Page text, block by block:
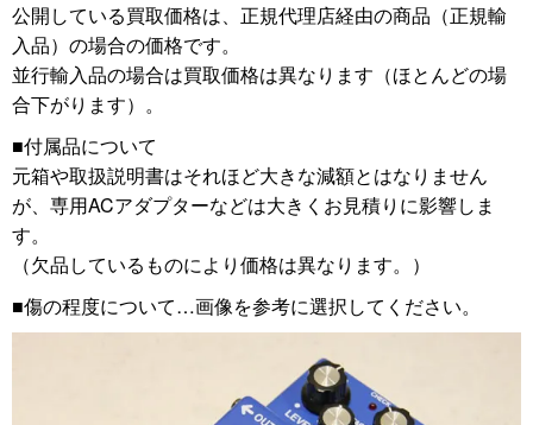
公開している買取価格は、正規代理店経由の商品（正規輸
入品）の場合の価格です。
並行輸入品の場合は買取価格は異なります（ほとんどの場
合下がります）。
■付属品について
元箱や取扱説明書はそれほど大きな減額とはなりません
が、専用ACアダプターなどは大きくお見積りに影響しま
す。
（欠品しているものにより価格は異なります。）
■傷の程度について…画像を参考に選択してください。